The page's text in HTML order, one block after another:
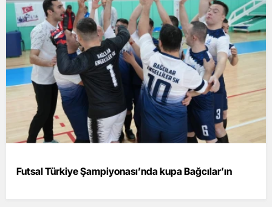
Futsal Türkiye Şampiyonası’nda kupa Bağcılar’ın